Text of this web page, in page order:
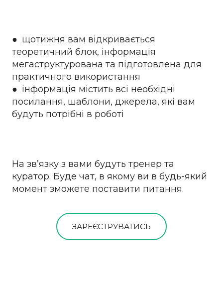
● щотижня вам відкривається
теоретичний блок, інформація
мегаструктурована та підготовлена для
практичного використання
● інформація містить всі необхідні
посилання, шаблони, джерела, які вам
будуть потрібні в роботі
На зв’язку з вами будуть тренер та
куратор. Буде чат, в якому ви в будь-який
момент зможете поставити питання.
ЗАРЕЄСТРУВАТИСЬ